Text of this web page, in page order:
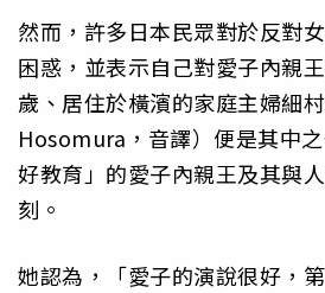
然而，許多日本民眾對於反對
困惑，並表示自己對愛子內親
歲、居住於橫濱的家庭主婦細
Hosomura，音譯）便是其中
好教育」的愛子內親王及其與
刻。
她認為，「愛子的演說很好，